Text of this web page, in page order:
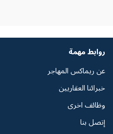
روابط مهمة
عن ريماكس المهاجر
خبرائنا العقاريين
وظائف اخرى
إتصل بنا